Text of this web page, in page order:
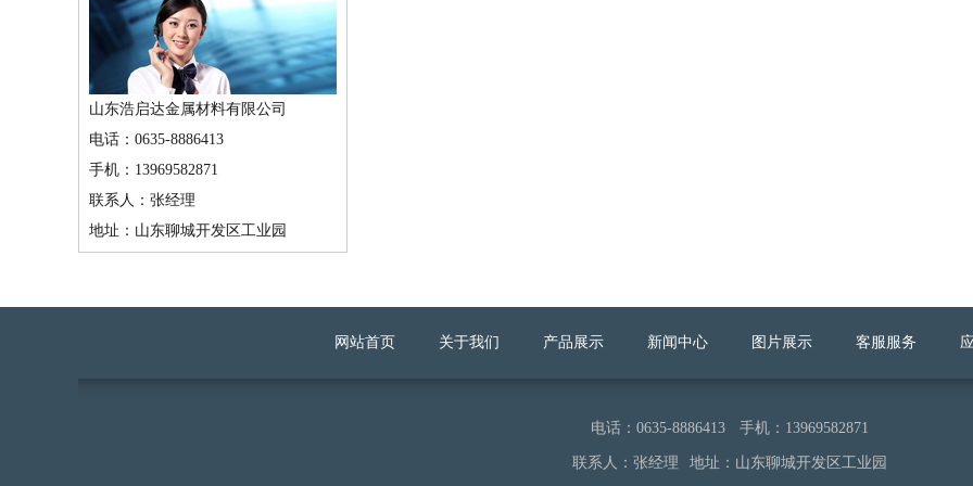
山东浩启达金属材料有限公司
电话：0635-8886413
手机：13969582871
联系人：张经理
地址：山东聊城开发区工业园
网站首页 关于我们 产品展示 新闻中心 图片展示 客服服务
电话：0635-8886413 手机：13969582871
联系人：张经理 地址：山东聊城开发区工业园